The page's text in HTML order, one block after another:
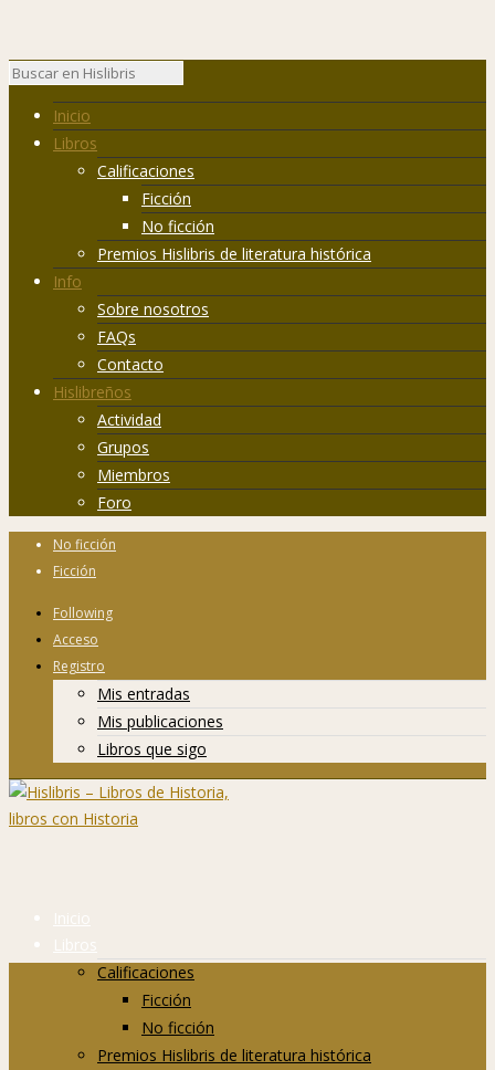
Inicio
Libros
Calificaciones
Ficción
No ficción
Premios Hislibris de literatura histórica
Info
Sobre nosotros
FAQs
Contacto
Hislibreños
Actividad
Grupos
Miembros
Foro
No ficción
Ficción
Following
Acceso
Registro
Mis entradas
Mis publicaciones
Libros que sigo
Inicio
Libros
Calificaciones
Ficción
No ficción
Premios Hislibris de literatura histórica